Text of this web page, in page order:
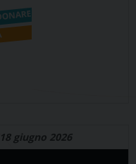
giugno 2026